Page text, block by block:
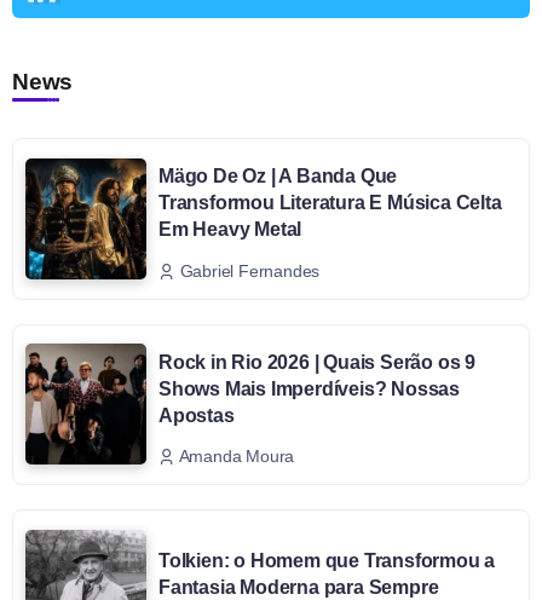
News
Mägo De Oz | A Banda Que
Transformou Literatura E Música Celta
Em Heavy Metal
Gabriel Fernandes
Rock in Rio 2026 | Quais Serão os 9
Shows Mais Imperdíveis? Nossas
Apostas
Amanda Moura
Tolkien: o Homem que Transformou a
Fantasia Moderna para Sempre